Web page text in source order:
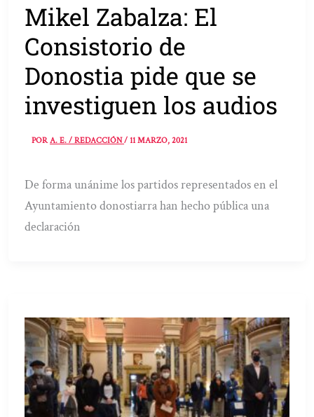
Mikel Zabalza: El
Consistorio de
Donostia pide que se
investiguen los audios
PORA. E. / REDACCIÓN/11 MARZO, 2021
De forma unánime los partidos representados en el
Ayuntamiento donostiarra han hecho pública una
declaración